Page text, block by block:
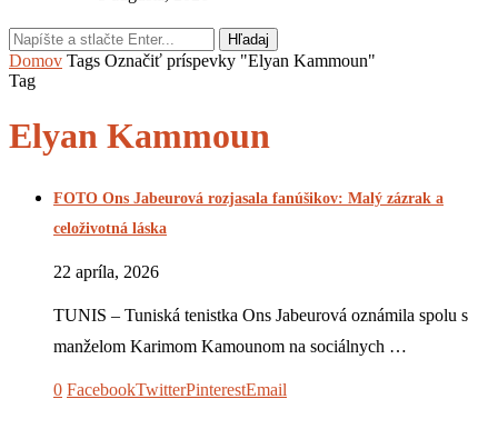
Hľadaj
Domov Tags Označiť príspevky "Elyan Kammoun"
Tag
Elyan Kammoun
FOTO Ons Jabeurová rozjasala fanúšikov: Malý zázrak a
celoživotná láska
22 apríla, 2026
TUNIS – Tuniská tenistka Ons Jabeurová oznámila spolu s
manželom Karimom Kamounom na sociálnych …
0 FacebookTwitterPinterestEmail